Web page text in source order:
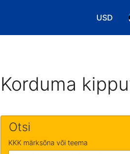
USD
Vali
Korduma
Otsi
KKK märksõna või teema